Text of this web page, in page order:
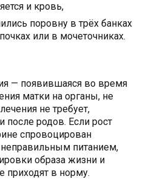
и кровь,
поровну в трёх банках
или в мочеточниках.
— появившаяся во время
матки на органы, не
не требует,
после родов. Если рост
спровоцирован
питанием,
образа жизни и
приходят в норму.